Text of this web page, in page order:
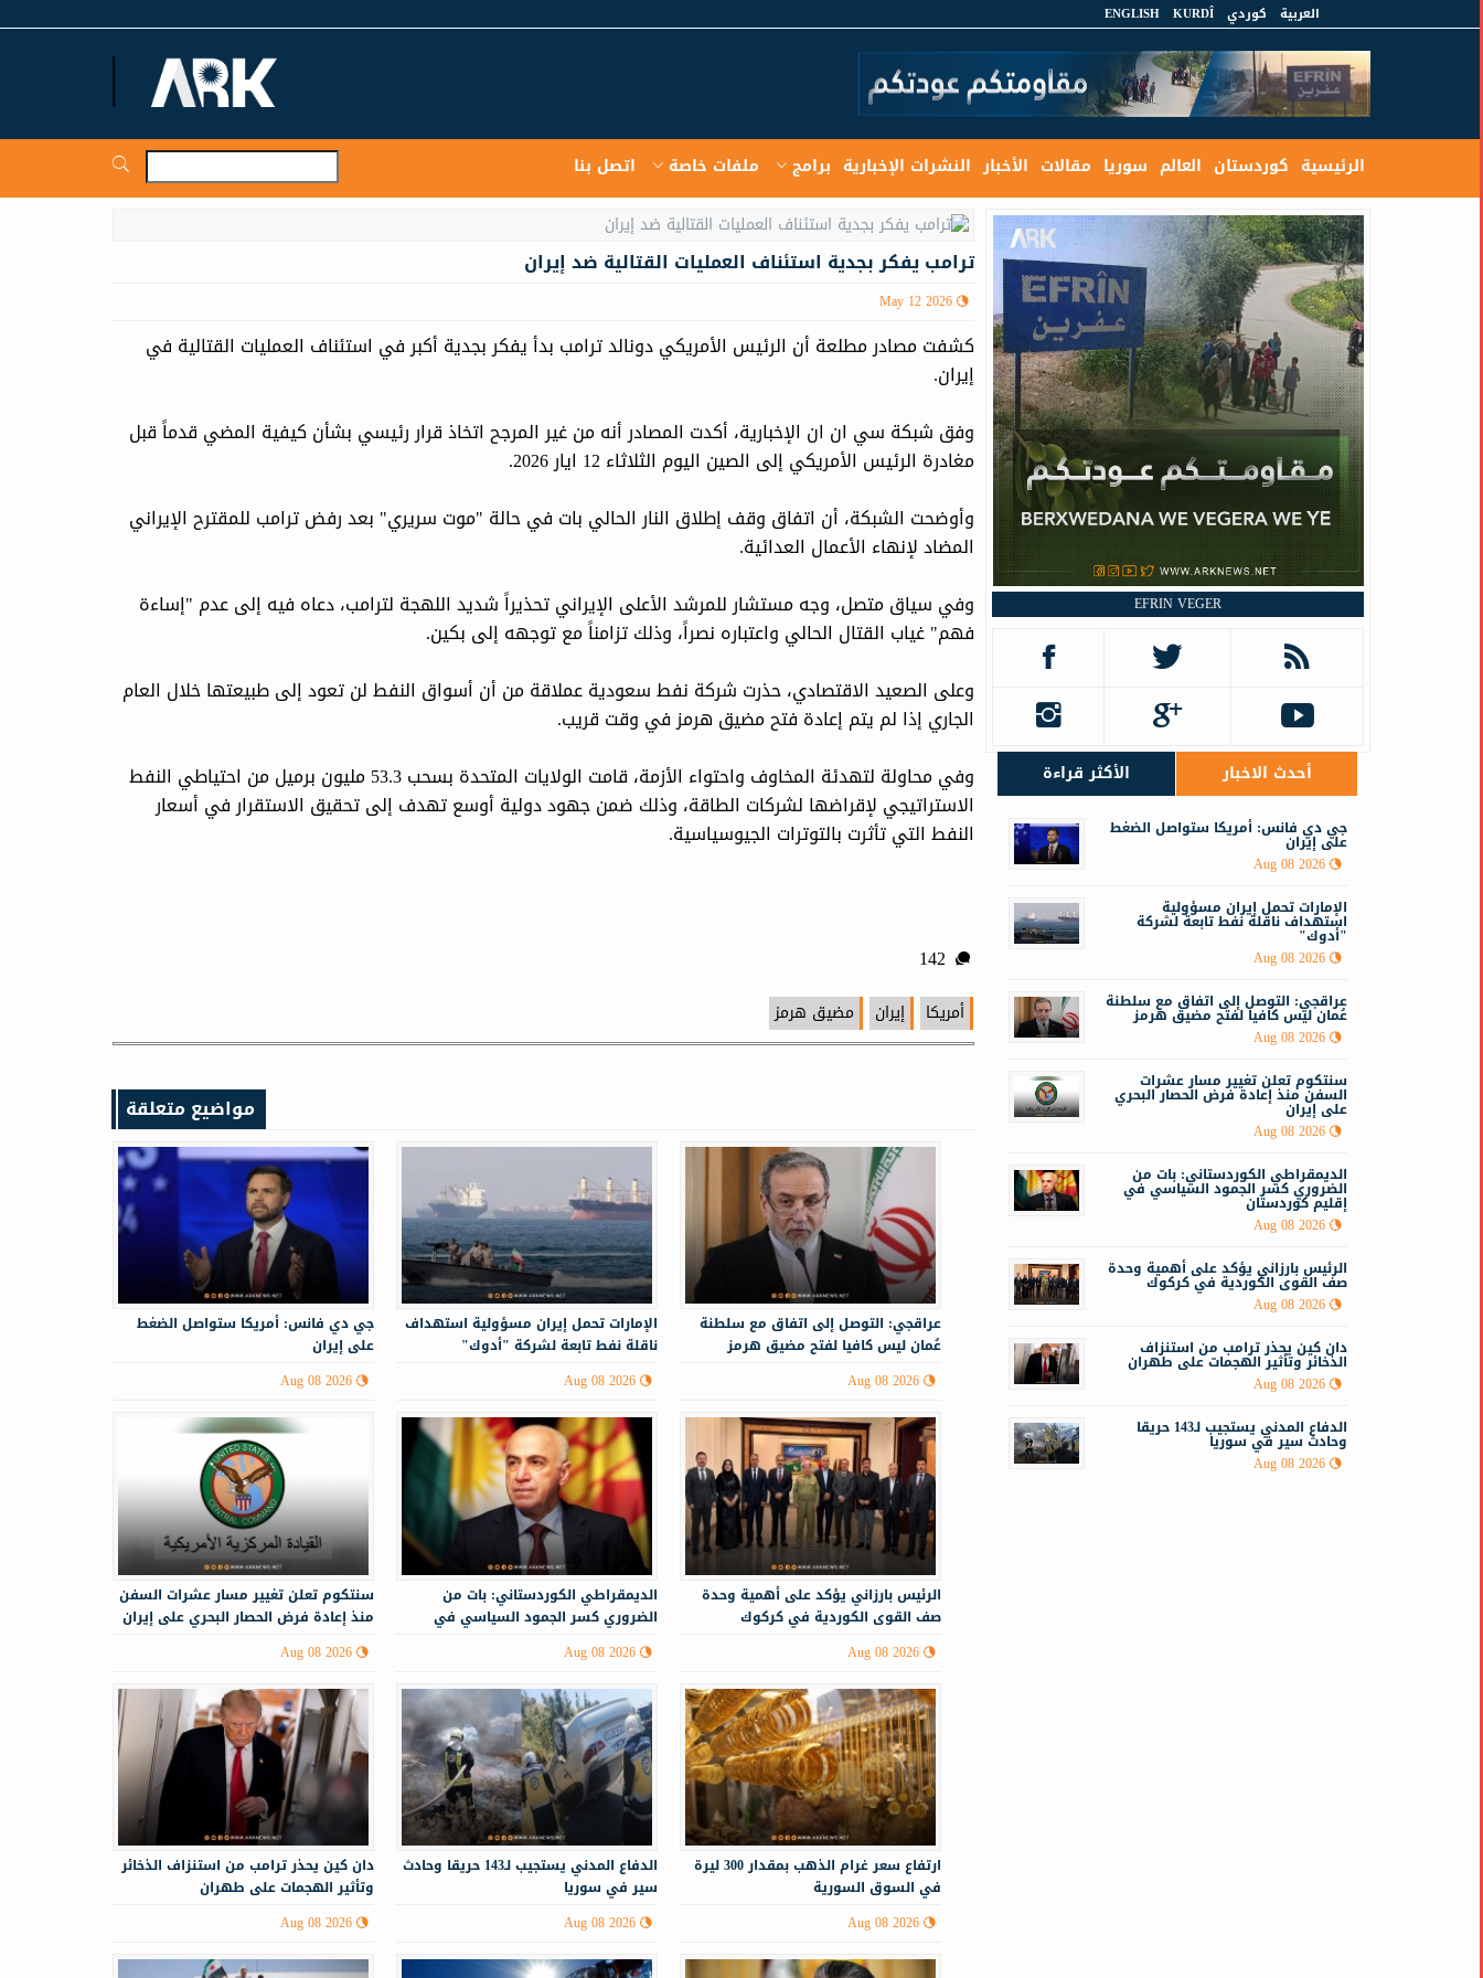
العربية كوردي KURDÎ
ENGLISH
الرئيسية كوردستان العالم سوريا مقالات الأخبار النشرات الإخبارية برامج ملفات خاصة اتصل بنا
ترامب يفكر بجدية استئناف العمليات القتالية ضد إيران
May 12 2026
كشفت مصادر مطلعة أن الرئيس الأمريكي دونالد ترامب بدأ يفكر بجدية أكبر في استئناف العمليات القتالية في
إيران.
وفق شبکة سي ان ان الإخباریة، أكدت المصادر أنه من غير المرجح اتخاذ قرار رئيسي بشأن كيفية المضي قدماً قبل
مغادرة الرئيس الأمريكي إلى الصين اليوم الثلاثاء 12 ایار 2026.
وأوضحت الشبكة، أن اتفاق وقف إطلاق النار الحالي بات في حالة "موت سريري" بعد رفض ترامب للمقترح الإيراني
المضاد لإنهاء الأعمال العدائية.
وفي سياق متصل، وجه مستشار للمرشد الأعلى الإيراني تحذيراً شديد اللهجة لترامب، دعاه فيه إلى عدم "إساءة
فهم" غياب القتال الحالي واعتباره نصراً، وذلك تزامناً مع توجهه إلى بكين.
وعلى الصعيد الاقتصادي، حذرت شركة نفط سعودية عملاقة من أن أسواق النفط لن تعود إلى طبيعتها خلال العام
الجاري إذا لم يتم إعادة فتح مضيق هرمز في وقت قريب.
وفي محاولة لتهدئة المخاوف واحتواء الأزمة، قامت الولايات المتحدة بسحب 53.3 مليون برميل من احتياطي النفط
الاستراتيجي لإقراضها لشركات الطاقة، وذلك ضمن جهود دولية أوسع تهدف إلى تحقيق الاستقرار في أسعار
النفط التي تأثرت بالتوترات الجيوسياسية.
142
أمريكا إيران مضيق هرمز
مواضيع متعلقة
جي دي فانس: أمريكا ستواصل الضغط
على إيران
Aug 08 2026
الإمارات تحمل إيران مسؤولية استهداف
ناقلة نفط تابعة لشركة "أدوك"
Aug 08 2026
عراقجي: التوصل إلى اتفاق مع سلطنة
عُمان ليس كافيا لفتح مضيق هرمز
Aug 08 2026
سنتكوم تعلن تغيير مسار عشرات السفن
منذ إعادة فرض الحصار البحري على إيران
Aug 08 2026
الديمقراطي الكوردستاني: بات من
الضروري كسر الجمود السياسي في
Aug 08 2026
الرئيس بارزاني يؤكد على أهمية وحدة
صف القوى الكوردية في كركوك
Aug 08 2026
دان كين يحذر ترامب من استنزاف الذخائر
وتأثير الهجمات على طهران
Aug 08 2026
الدفاع المدني يستجيب لـ143 حريقا وحادث
سير في سوريا
Aug 08 2026
ارتفاع سعر غرام الذهب بمقدار 300 ليرة
في السوق السورية
Aug 08 2026
EFRIN VEGER
أحدث الاخبار الأكثر قراءة
جي دي فانس: أمريكا ستواصل الضغط
على إيران
Aug 08 2026
الإمارات تحمل إيران مسؤولية
استهداف ناقلة نفط تابعة لشركة
"أدوك"
Aug 08 2026
عراقجي: التوصل إلى اتفاق مع سلطنة
عُمان ليس كافيا لفتح مضيق هرمز
Aug 08 2026
سنتكوم تعلن تغيير مسار عشرات
السفن منذ إعادة فرض الحصار البحري
على إيران
Aug 08 2026
الديمقراطي الكوردستاني: بات من
الضروري كسر الجمود السياسي في
إقليم كوردستان
Aug 08 2026
الرئيس بارزاني يؤكد على أهمية وحدة
صف القوى الكوردية في كركوك
Aug 08 2026
دان كين يحذر ترامب من استنزاف
الذخائر وتأثير الهجمات على طهران
Aug 08 2026
الدفاع المدني يستجيب لـ143 حريقا
وحادث سير في سوريا
Aug 08 2026